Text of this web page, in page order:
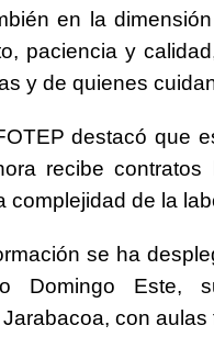
en la
paciencia y
y de quienes
destacó que
recibe
complejidad de la
se ha
Domingo Este,
con aulas